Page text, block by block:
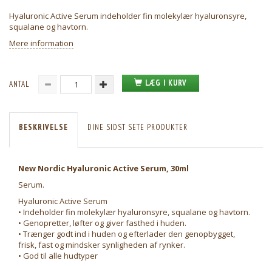
Hyaluronic Active Serum indeholder fin molekylær hyaluronsyre,
squalane og havtorn.
Mere information
ANTAL LÆG I KURV
BESKRIVELSE DINE SIDST SETE PRODUKTER
New Nordic Hyaluronic Active Serum, 30ml
Serum.
Hyaluronic Active Serum
• Indeholder fin molekylær hyaluronsyre, squalane og havtorn.
• Genopretter, løfter og giver fasthed i huden.
• Trænger godt ind i huden og efterlader den genopbygget,
frisk, fast og mindsker synligheden af rynker.
• God til alle hudtyper